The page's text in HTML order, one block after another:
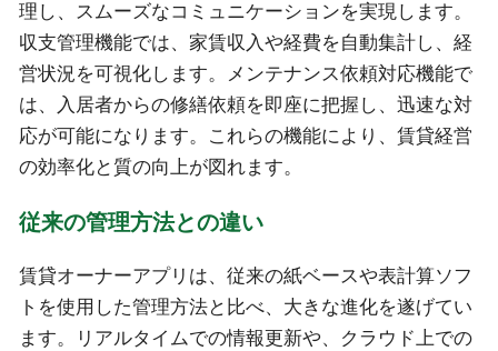
理し、スムーズなコミュニケーションを実現します。
収支管理機能では、家賃収入や経費を自動集計し、経
営状況を可視化します。メンテナンス依頼対応機能で
は、入居者からの修繕依頼を即座に把握し、迅速な対
応が可能になります。これらの機能により、賃貸経営
の効率化と質の向上が図れます。
従来の管理方法との違い
賃貸オーナーアプリは、従来の紙ベースや表計算ソフ
トを使用した管理方法と比べ、大きな進化を遂げてい
ます。リアルタイムでの情報更新や、クラウド上での